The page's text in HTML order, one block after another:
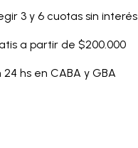
3 y 6 cuotas sin interés
a partir de $200.000
24 hs en CABA y GBA